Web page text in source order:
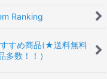
Ranking
すめ商品(★送料無料
数！！）